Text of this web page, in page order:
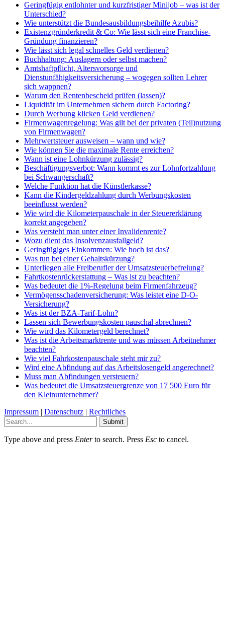
Geringfügig entlohnter und kurzfristiger Minijob – was ist der
Unterschied?
Wie unterstützt die Bundesausbildungsbeihilfe Azubis?
Existenzgründerkredit & Co: Wie lässt sich eine Franchise-
Gründung finanzieren?
Wie lässt sich legal schnelles Geld verdienen?
Buchhaltung: Auslagern oder selbst machen?
Amtshaftpflicht, Altersvorsorge und
Dienstunfähigkeitsversicherung – wogegen sollten Lehrer
sich wappnen?
Warum den Rentenbescheid prüfen (lassen)?
Liquidität im Unternehmen sichern durch Factoring?
Durch Werbung klicken Geld verdienen?
Firmenwagenregelung: Was gilt bei der privaten (Teil)nutzung
von Firmenwagen?
Mehrwertsteuer ausweisen – wann und wie?
Wie können Sie die maximale Rente erreichen?
Wann ist eine Lohnkürzung zulässig?
Beschäftigungsverbot: Wann kommt es zur Lohnfortzahlung
bei Schwangerschaft?
Welche Funktion hat die Künstlerkasse?
Kann die Kindergeldzahlung durch Werbungskosten
beeinflusst werden?
Wie wird die Kilometerpauschale in der Steuererklärung
korrekt angegeben?
Was versteht man unter einer Invalidenrente?
Wozu dient das Insolvenzausfallgeld?
Geringfügiges Einkommen: Wie hoch ist das?
Was tun bei einer Gehaltskürzung?
Unterliegen alle Freiberufler der Umsatzsteuerbefreiung?
Fahrtkostenrückerstattung – Was ist zu beachten?
Was bedeutet die 1%-Regelung beim Firmenfahrzeug?
Vermögensschadenversicherung: Was leistet eine D-O-
Versicherung?
Was ist der BZA-Tarif-Lohn?
Lassen sich Bewerbungskosten pauschal abrechnen?
Wie wird das Kilometergeld berechnet?
Was ist die Arbeitsmarktrente und was müssen Arbeitnehmer
beachten?
Wie viel Fahrkostenpauschale steht mir zu?
Wird eine Abfindung auf das Arbeitslosengeld angerechnet?
Muss man Abfindungen versteuern?
Was bedeutet die Umsatzsteuergrenze von 17 500 Euro für
den Kleinunternehmer?
Impressum | Datenschutz | Rechtliches
Submit
Type above and press Enterto search. Press Esc to cancel.